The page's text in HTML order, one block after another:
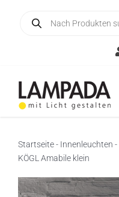
search
Online-Shop
Innenleuchten
Startseite- Innenleuchten -
KÖGL Amabile klein